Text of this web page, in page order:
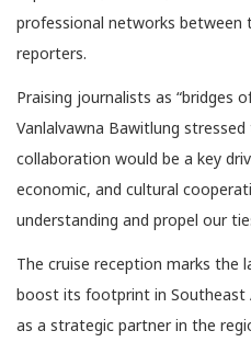
professional networks between
reporters.
Praising journalists as “bridges
Vanlalvawna Bawitlung
collaboration would be a key
economic, and cultural
understanding and propel our
The cruise reception marks
boost its footprint in Southeast
as a strategic partner in the